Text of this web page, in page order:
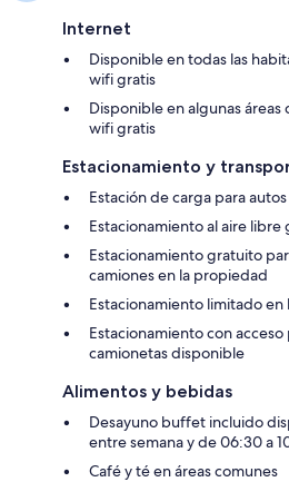
Internet
Disponible en todas las
wifi gratis
Disponible en algunas
wifi gratis
Estacionamiento y
Estación de carga para
Estacionamiento al aire
Estacionamiento gratuito
camiones en la propiedad
Estacionamiento limitado
Estacionamiento con acceso
camionetas disponible
Alimentos y bebidas
Desayuno buffet incluido
entre semana y de 06:30 a
Café y té en áreas comunes